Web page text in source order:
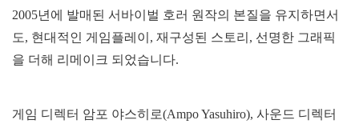
2005년에 발매된 서바이벌 호러 원작의 본질을 유지하면서
도, 현대적인 게임플레이, 재구성된 스토리, 선명한 그래픽
을 더해 리메이크 되었습니다.
게임 디렉터 암포 야스히로(Ampo Yasuhiro), 사운드 디렉터